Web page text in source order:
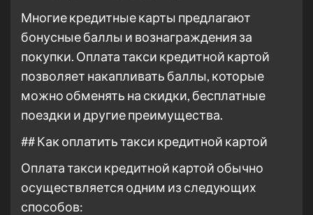
Многие кредитные карты предлагают
бонусные баллы и вознаграждения за
покупки. Оплата такси кредитной картой
позволяет накапливать баллы, которые
можно обменять на скидки, бесплатные
поездки и другие преимущества.
## Как оплатить такси кредитной картой
Оплата такси кредитной картой обычно
осуществляется одним из следующих
способов: